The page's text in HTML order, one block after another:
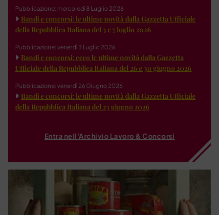
Pubblicazione: mercoledì 8 Luglio 2026
Bandi e concorsi: le ultime novità dalla Gazzetta Ufficiale
della Repubblica Italiana del 3 e 7 luglio 2026
Pubblicazione: venerdì 3 Luglio 2026
Bandi e concorsi: ecco le ultime novità dalla Gazzetta
Ufficiale della Repubblica Italiana del 26 e 30 giugno 2026
Pubblicazione: venerdì 26 Giugno 2026
Bandi e concorsi: le ultime novità dalla Gazzetta Ufficiale
della Repubblica Italiana del 23 giugno 2026
Entra nell'Archivio Lavoro & Concorsi